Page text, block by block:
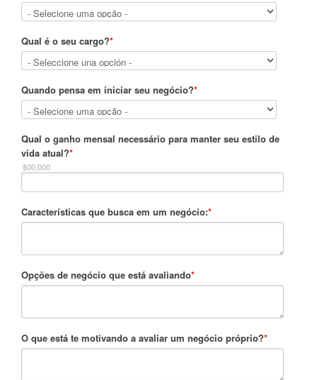
Qual é o seu cargo?*
Quando pensa em iniciar seu negócio?*
Qual o ganho mensal necessário para manter seu estilo de
vida atual?*
$00,000
Características que busca em um negócio:*
Opções de negócio que está avaliando*
O que está te motivando a avaliar um negócio próprio?*